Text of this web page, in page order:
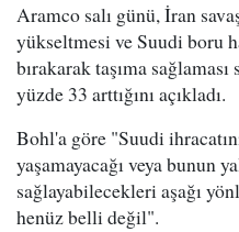
Aramco salı günü, İran
yükseltmesi ve Suudi boru
bırakarak taşıma
yüzde 33 arttığını açıkladı.
Bohl'a göre "Suudi
yaşamayacağı veya bunun
sağlayabilecekleri aşağı
henüz belli değil".